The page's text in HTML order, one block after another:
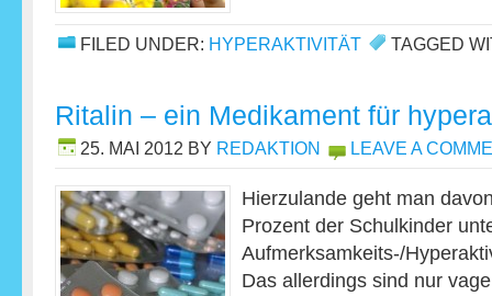
FILED UNDER: HYPERAKTIVITÄT TAGGED
Ritalin – ein Medikament für
25. MAI 2012 BY REDAKTION LEAVE A
Hierzulande geht man
Prozent der Schulkinder
Aufmerksamkeits-/
Das allerdings sind nur